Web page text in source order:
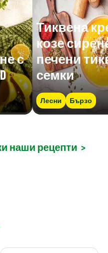
с
Тиквена
козе
печени
семки
Лесни Бързо
наши рецепти >